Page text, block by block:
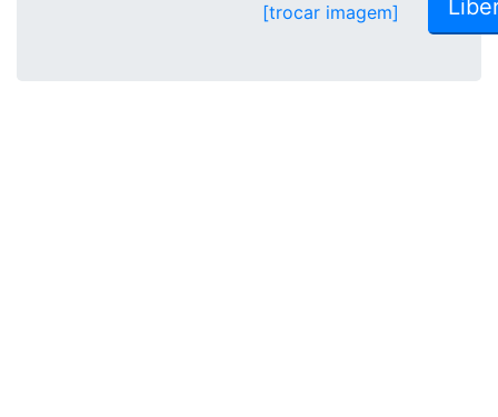
[trocar imagem]